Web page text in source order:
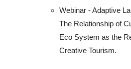
Webinar - Adaptive
The Relationship of
Eco System as the
Creative Tourism.